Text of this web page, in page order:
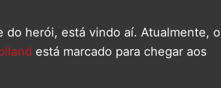
do herói, está vindo aí. Atualmente, o
está marcado para chegar aos